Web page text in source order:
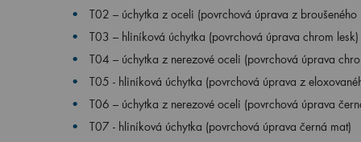
T02 – úchytka z oceli (povrchová úprava z broušeného
T03 – hliníková úchytka (povrchová úprava chrom lesk)
T04 – úchytka z nerezové oceli (povrchová úprava
T05 - hliníková úchytka (povrchová úprava z
T06 – úchytka z nerezové oceli (povrchová úprava
T07 - hliníková úchytka (povrchová úprava černá mat)